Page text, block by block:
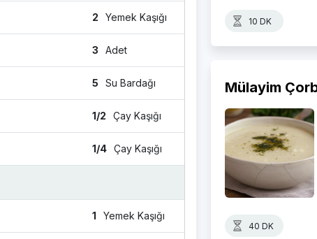
2 Yemek Kaşığı
3 Adet
5 Su Bardağı
1/2 Çay Kaşığı
1/4 Çay Kaşığı
1 Yemek Kaşığı
10 DK
Mülayim
40 DK